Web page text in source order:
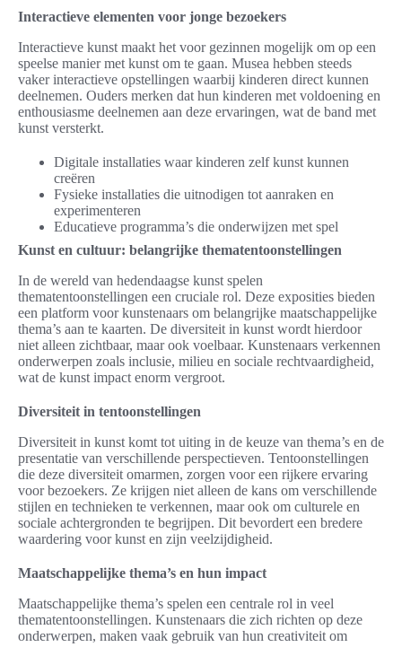
Interactieve elementen voor jonge bezoekers
Interactieve kunst maakt het voor gezinnen mogelijk om op een
speelse manier met kunst om te gaan. Musea hebben steeds
vaker interactieve opstellingen waarbij kinderen direct kunnen
deelnemen. Ouders merken dat hun kinderen met voldoening en
enthousiasme deelnemen aan deze ervaringen, wat de band met
kunst versterkt.
Digitale installaties waar kinderen zelf kunst kunnen
creëren
Fysieke installaties die uitnodigen tot aanraken en
experimenteren
Educatieve programma’s die onderwijzen met spel
Kunst en cultuur: belangrijke thematentoonstellingen
In de wereld van hedendaagse kunst spelen
thematentoonstellingen een cruciale rol. Deze exposities bieden
een platform voor kunstenaars om belangrijke maatschappelijke
thema’s aan te kaarten. De diversiteit in kunst wordt hierdoor
niet alleen zichtbaar, maar ook voelbaar. Kunstenaars verkennen
onderwerpen zoals inclusie, milieu en sociale rechtvaardigheid,
wat de kunst impact enorm vergroot.
Diversiteit in tentoonstellingen
Diversiteit in kunst komt tot uiting in de keuze van thema’s en de
presentatie van verschillende perspectieven. Tentoonstellingen
die deze diversiteit omarmen, zorgen voor een rijkere ervaring
voor bezoekers. Ze krijgen niet alleen de kans om verschillende
stijlen en technieken te verkennen, maar ook om culturele en
sociale achtergronden te begrijpen. Dit bevordert een bredere
waardering voor kunst en zijn veelzijdigheid.
Maatschappelijke thema’s en hun impact
Maatschappelijke thema’s spelen een centrale rol in veel
thematentoonstellingen. Kunstenaars die zich richten op deze
onderwerpen, maken vaak gebruik van hun creativiteit om